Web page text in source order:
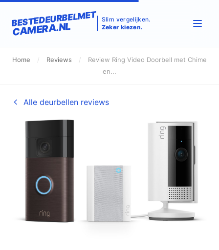
BESTEDEURBELMET
CAMERA.NL
Slim vergelijken.
Zeker kiezen.
Home / Reviews /
Review Ring Video Doorbell met Chime
en...
Alle deurbellen reviews